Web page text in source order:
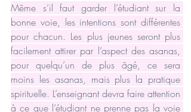
Même s’il faut garder l’étudiant sur la
bonne voie, les intentions sont différentes
pour chacun. Les plus jeunes seront plus
facilement attirer par l’aspect des asanas,
pour quelqu’un de plus âgé, ce sera
moins les asanas, mais plus la pratique
spirituelle. L’enseignant devra faire attention
à ce que l’étudiant ne prenne pas la voie